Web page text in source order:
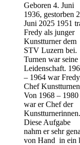
Geboren 4. Juni
1936, gestorben
Juni 2025 1951
Fredy als junger
Kunstturner dem
STV Luzern bei.
Turnen war seine
Leidenschaft.
– 1964 war Fredy
Chef
Von 1968 – 1980
war er Chef der
Kunstturnerinnen.
Diese Aufgabe
nahm er sehr
von Hand in ein